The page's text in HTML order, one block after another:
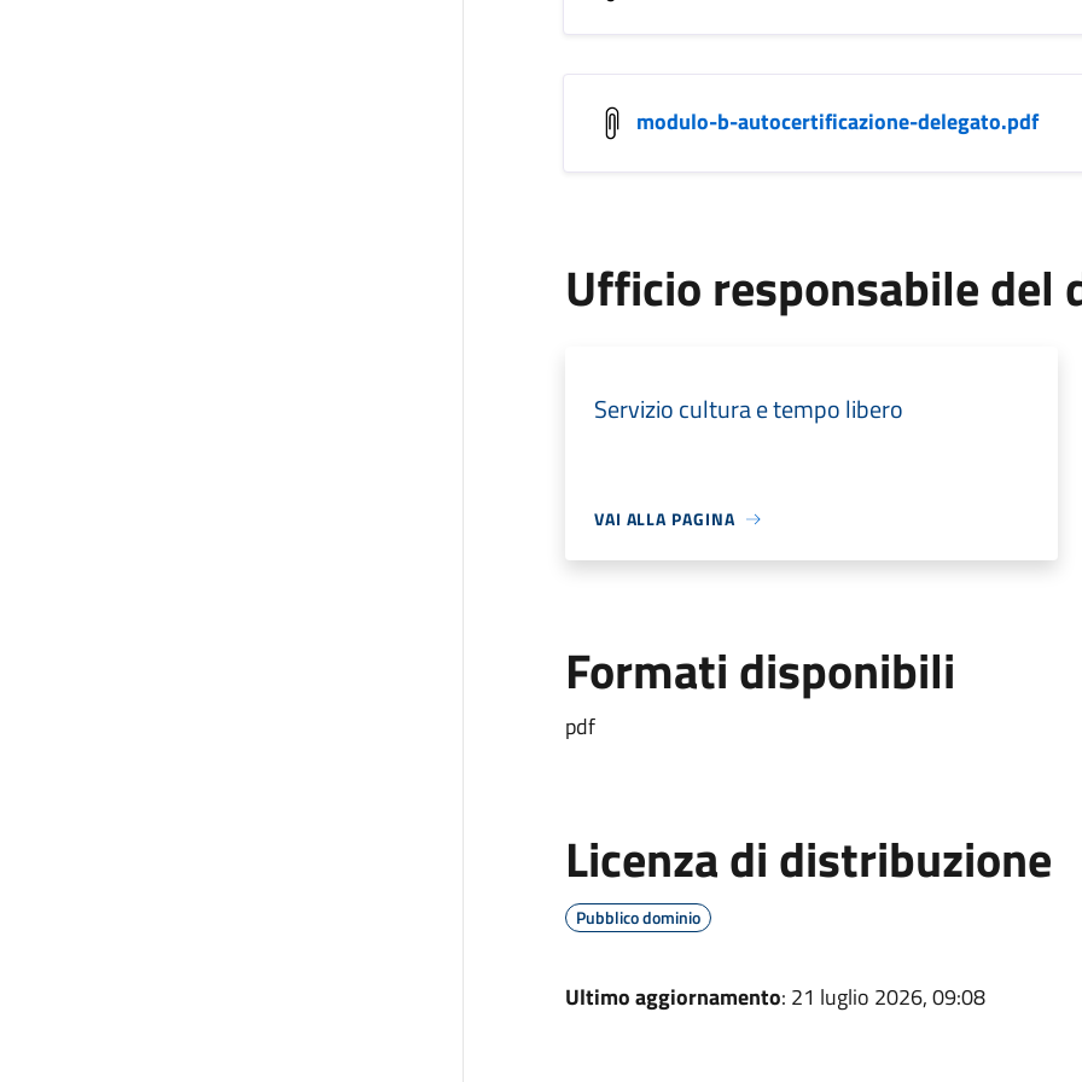
modulo-b-autocertificazione-delegato.pdf
Ufficio responsabile del
Servizio cultura e tempo libero
VAI ALLA PAGINA
Formati disponibili
pdf
Licenza di distribuzione
Pubblico dominio
Ultimo aggiornamento: 21 luglio 2026, 09:08